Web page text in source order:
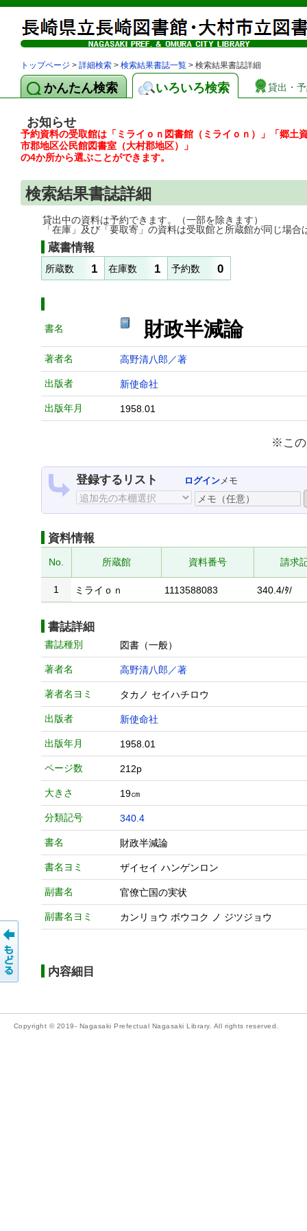
トップページ > 詳細検索 > 検索結果書誌一覧 > 検索結果書誌詳細
かんたん検索 いろいろ検索 貸出・
お知らせ
予約資料の受取館は「ミライｏｎ図書館（ミライｏｎ）」「郷
市郡地区公民館図書室（大村郡地区）」
の4か所から選ぶことができます。
検索結果書誌詳細
貸出中の資料は予約できます。（一部を除きます）
「在庫」及び「要取寄」の資料は受取館と所蔵館が同じ場合
蔵書情報
所蔵数 1 在庫数 1 予約数 0
書名 財政半減論
著者名 高野清八郎／著
出版者 新使命社
出版年月 1958.01
※この
登録するリスト ログインメモ
資料情報
No. 所蔵館 資料番号 請求
1 ミライｏｎ 1113588083 340.4/ﾀ/
書誌詳細
書誌種別 図書（一般）
著者名 高野清八郎／著
著者名ヨミ タカノ セイハチロウ
出版者 新使命社
出版年月 1958.01
ページ数 212p
大きさ 19㎝
分類記号 340.4
書名 財政半減論
書名ヨミ ザイセイ ハンゲンロン
副書名 官僚亡国の実状
副書名ヨミ カンリョウ ボウコク ノ ジツジョウ
内容細目
Copyright © 2019- Nagasaki Prefectual Nagasaki Library. All rights reserved.